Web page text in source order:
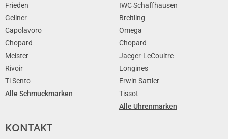
Frieden
Gellner
Capolavoro
Chopard
Meister
Rivoir
Ti Sento
Alle Schmuckmarken
IWC Schaffhausen
Breitling
Omega
Chopard
Jaeger-LeCoultre
Longines
Erwin Sattler
Tissot
Alle Uhrenmarken
KONTAKT